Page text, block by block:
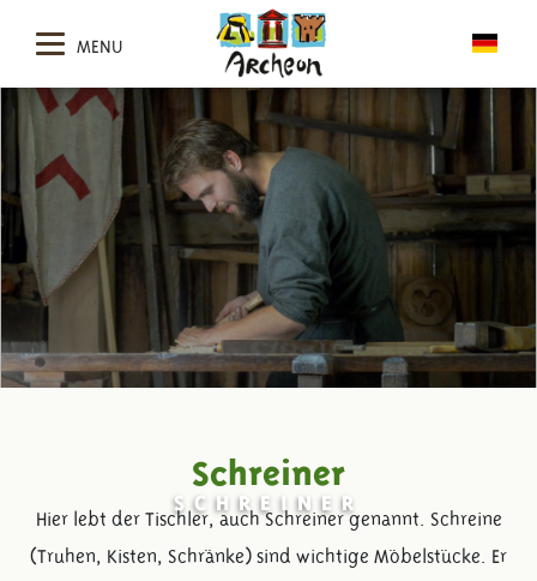
MENU
SCHREINER
Schreiner
Hier lebt der Tischler, auch Schreiner genannt. Schreine
(Truhen, Kisten, Schränke) sind wichtige Möbelstücke. Er